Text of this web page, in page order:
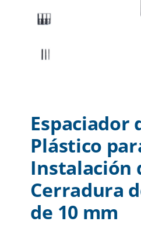
Espaciador
Plástico
Instalación
Cerradura
de 10 mm